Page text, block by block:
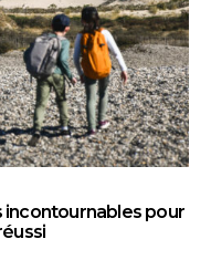
incontournables pour